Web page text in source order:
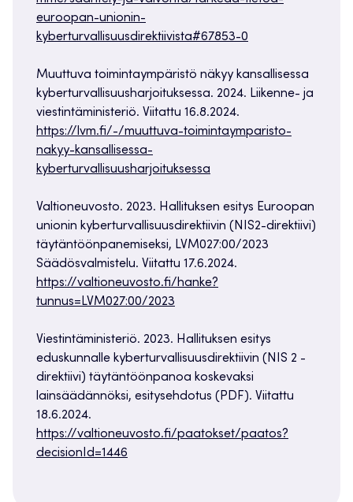
euroopan-unionin-
kyberturvallisuusdirektiivista#67853-0
Muuttuva toimintaympäristö näkyy kansallisessa
kyberturvallisuusharjoituksessa. 2024. Liikenne- ja
viestintäministeriö. Viitattu 16.8.2024.
https://lvm.fi/-/muuttuva-toimintaymparisto-
nakyy-kansallisessa-
kyberturvallisuusharjoituksessa
Valtioneuvosto. 2023. Hallituksen esitys Euroopan
unionin kyberturvallisuusdirektiivin (NIS2-direktiivi)
täytäntöönpanemiseksi, LVM027:00/2023
Säädösvalmistelu. Viitattu 17.6.2024.
https://valtioneuvosto.fi/hanke?
tunnus=LVM027:00/2023
Viestintäministeriö. 2023. Hallituksen esitys
eduskunnalle kyberturvallisuusdirektiivin (NIS 2 -
direktiivi) täytäntöönpanoa koskevaksi
lainsäädännöksi, esitysehdotus (PDF). Viitattu
18.6.2024.
https://valtioneuvosto.fi/paatokset/paatos?
decisionId=1446